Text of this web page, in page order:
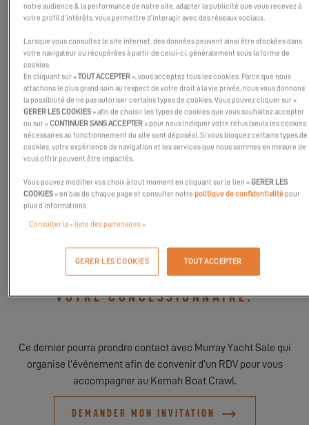
Rejoignez notre équipe à Clear Lake Shores pour un événement
est l’occasion idéale de rencontrer de nouveaux passionnés tout
en retrouvant les visages familiers de l’industrie nautique de
Clear Lake. Des chantiers navals aux clubs de bateaux, de
nombreux acteurs locaux organiseront une véritable journée
portes ouvertes.
Venez découvrir lesExcess 11etExcess 14et plongez dans
l’univers de latribu Excess, où performance et confort se
POUR PARTICIPER À CET ÉVÉNEMENT,
VOTRE CONCESSIONNAIRE.
Ce dernier pourra prendre contact avec Murray Yacht Sale qui
organise l’événement afin de convenir d’un RDV pour vous
accompagner au Kemah Boat Crawl.
DEMANDER MON INVITATION
notre audience & la performance de notre site, adapter la publicité que vous recevez à
votre profil d’intérêts, vous permettre d’interagir avec des réseaux sociaux.
Lorsque vous consultez le site internet, des données peuvent ainsi être stockées dans
votre navigateur ou récupérées à partir de celui-ci, généralement sous la forme de
cookies.
En cliquant sur «TOUT ACCEPTER », vous acceptez tous les cookies. Parce que nous
attachons le plus grand soin au respect de votre droit à la vie privée, nous vous donnons
la possibilité de ne pas autoriser certains types de cookies. Vous pouvez cliquer sur «
GERER LES COOKIES » afin de choisir les types de cookies que vous souhaitez accepter
ou sur «CONTINUER SANS ACCEPTER » pour nous indiquer votre refus (seuls les cookies
nécessaires au fonctionnement du site sont déposés). Si vous bloquez certains types de
cookies, votre expérience de navigation et les services que nous sommes en mesure de
vous offrir peuvent être impactés.
Vous pouvez modifier vos choix à tout moment en cliquant sur le lien «GERER LES
COOKIES » en bas de chaque page et consulter notrepolitique de confidentialitépour
plus d’informations
Consulter la « liste des partenaires »
GERER LES COOKIES TOUT ACCEPTER